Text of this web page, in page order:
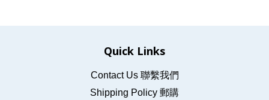
Quick Links
Contact Us 聯繫我們
Shipping Policy 郵購